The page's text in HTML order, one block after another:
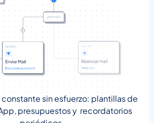
sin esfuerzo: plantillas de
presupuestos y recordatorios